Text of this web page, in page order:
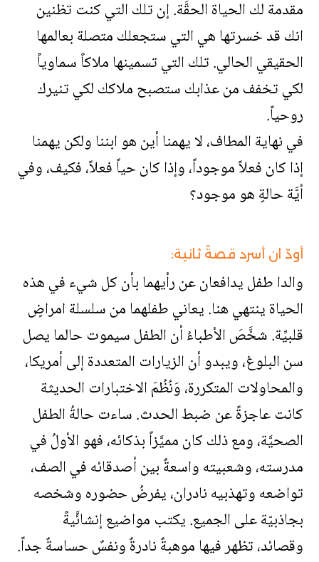
مقدمة لك الحياة الحقَّة. إن تلك التي كنت تظنين
انك قد خسرتها هي التي ستجعلك متصلة بعالمها
الحقيقي الحالي. تلك التي تسمينها ملاكاً سماوياً
لكي تخفف من عذابك ستصبح ملاكك لكي تنيرك
روحياً.
في نهاية المطاف، لا يهمنا أين هو ابننا ولكن يهمنا
إذا كان فعلاً موجوداً، وإذا كان حياً فعلاً، فكيف، وفي
أيَّة حالةٍ هو موجود؟
أودّ ان أسرد قصةً ثانية:
والدا طفل يدافعان عن رأيهما بأن كل شيء في هذه
الحياة ينتهي هنا. يعاني طفلهما من سلسلة امراضٍ
قلبيِّة. شخَّصَ الأطباءُ أن الطفل سيموت حالما يصل
سن البلوغ، ويبدو أن الزيارات المتعددة إلى أمريكا،
والمحاولات المتكررة، وَنُظُمَ الاختبارات الحديثة
كانت عاجزةً عن ضبط الحدث. ساءت حالةُ الطفل
الصحيَّة، ومع ذلك كان مميَّزاً بذكائه، فهو الأولُ في
مدرسته، وشعبيته واسعةٌ بين أصدقائه في الصف،
تواضعه وتهذبيه نادران، يفرضُ حضوره وشخصه
بجاذبيّة على الجميع. يكتب مواضيع إنشائَّيةً
وقصائد، تظهر فيها موهبةٌ نادرةٌ ونفسٌ حساسةٌ جداً.